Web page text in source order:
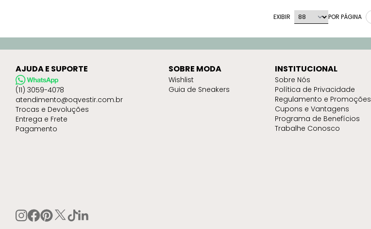
EXIBIR POR PÁGINA
AJUDA E SUPORTE
(11) 3059-4078
atendimento@oqvestir.com.br
Trocas e Devoluções
Entrega e Frete
Pagamento
SOBRE MODA
Wishlist
Guia de Sneakers
INSTITUCIONAL
Sobre Nós
Política de Privacidade
Regulamento e Promoções
Cupons e Vantagens
Programa de Benefícios
Trabalhe Conosco